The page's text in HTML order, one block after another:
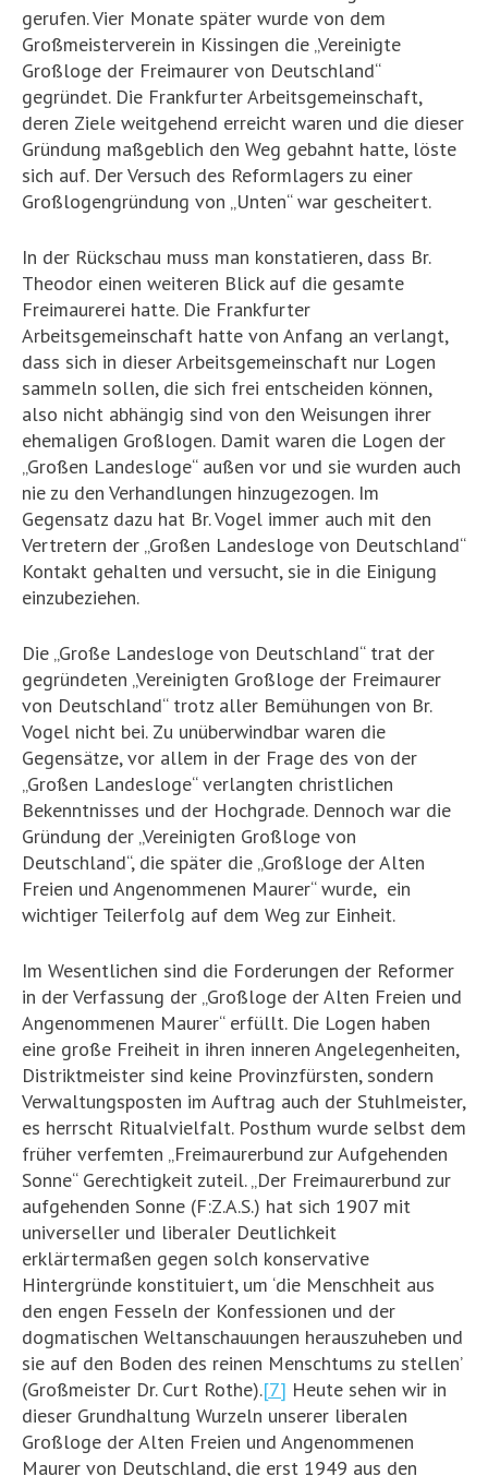
gerufen. Vier Monate später wurde von dem
Großmeisterverein in Kissingen die „Vereinigte
Großloge der Freimaurer von Deutschland“
gegründet. Die Frankfurter Arbeitsgemeinschaft,
deren Ziele weitgehend erreicht waren und die dieser
Gründung maßgeblich den Weg gebahnt hatte, löste
sich auf. Der Versuch des Reformlagers zu einer
Großlogengründung von „Unten“ war gescheitert.
In der Rückschau muss man konstatieren, dass Br.
Theodor einen weiteren Blick auf die gesamte
Freimaurerei hatte. Die Frankfurter
Arbeitsgemeinschaft hatte von Anfang an verlangt,
dass sich in dieser Arbeitsgemeinschaft nur Logen
sammeln sollen, die sich frei entscheiden können,
also nicht abhängig sind von den Weisungen ihrer
ehemaligen Großlogen. Damit waren die Logen der
„Großen Landesloge“ außen vor und sie wurden auch
nie zu den Verhandlungen hinzugezogen. Im
Gegensatz dazu hat Br. Vogel immer auch mit den
Vertretern der „Großen Landesloge von Deutschland“
Kontakt gehalten und versucht, sie in die Einigung
einzubeziehen.
Die „Große Landesloge von Deutschland“ trat der
gegründeten „Vereinigten Großloge der Freimaurer
von Deutschland“ trotz aller Bemühungen von Br.
Vogel nicht bei. Zu unüberwindbar waren die
Gegensätze, vor allem in der Frage des von der
„Großen Landesloge“ verlangten christlichen
Bekenntnisses und der Hochgrade. Dennoch war die
Gründung der „Vereinigten Großloge von
Deutschland“, die später die „Großloge der Alten
Freien und Angenommenen Maurer“ wurde, ein
wichtiger Teilerfolg auf dem Weg zur Einheit.
Im Wesentlichen sind die Forderungen der Reformer
in der Verfassung der „Großloge der Alten Freien und
Angenommenen Maurer“ erfüllt. Die Logen haben
eine große Freiheit in ihren inneren Angelegenheiten,
Distriktmeister sind keine Provinzfürsten, sondern
Verwaltungsposten im Auftrag auch der Stuhlmeister,
es herrscht Ritualvielfalt. Posthum wurde selbst dem
früher verfemten „Freimaurerbund zur Aufgehenden
Sonne“ Gerechtigkeit zuteil. „Der Freimaurerbund zur
aufgehenden Sonne (F:Z.A.S.) hat sich 1907 mit
universeller und liberaler Deutlichkeit
erklärtermaßen gegen solch konservative
Hintergründe konstituiert, um ‘die Menschheit aus
den engen Fesseln der Konfessionen und der
dogmatischen Weltanschauungen herauszuheben und
sie auf den Boden des reinen Menschtums zu stellen’
(Großmeister Dr. Curt Rothe).[7] Heute sehen wir in
dieser Grundhaltung Wurzeln unserer liberalen
Großloge der Alten Freien und Angenommenen
Maurer von Deutschland, die erst 1949 aus den